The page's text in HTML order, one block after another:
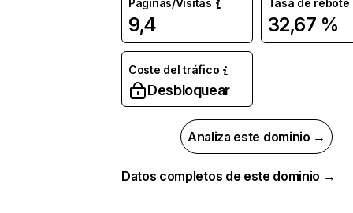
Páginas/Visitas
9,4
Tasa de rebote
32,67 %
Coste del tráfico
Desbloquear
Analiza este dominio →
Datos completos de este dominio →